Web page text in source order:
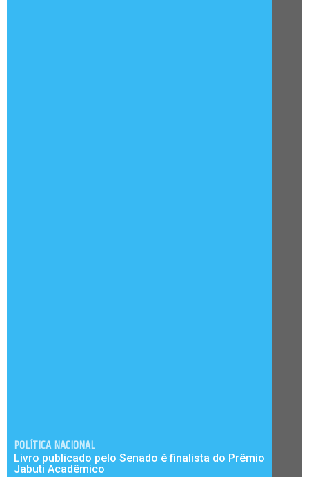
POLÍTICA NACIONAL
Livro publicado pelo Senado é finalista do Prêmio
Jabuti Acadêmico